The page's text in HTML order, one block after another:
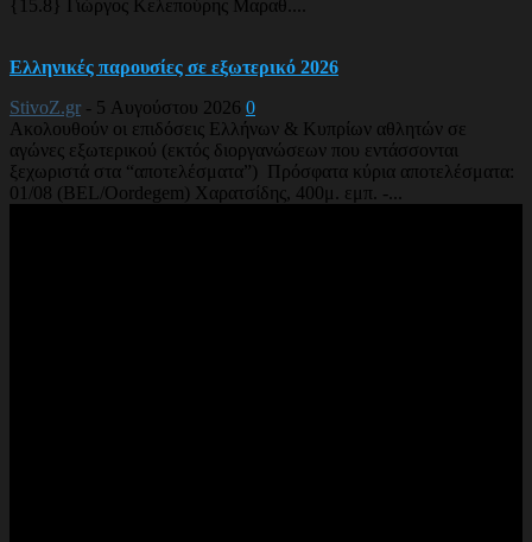
{15.8} Γιώργος Κελεπούρης Μαραθ....
Ελληνικές παρουσίες σε εξωτερικό 2026
StivoZ.gr - 5 Αυγούστου 2026 0
Ακολουθούν οι επιδόσεις Ελλήνων & Κυπρίων αθλητών σε
αγώνες εξωτερικού (εκτός διοργανώσεων που εντάσσονται
ξεχωριστά στα “αποτελέσματα”) Πρόσφατα κύρια αποτελέσματα:
01/08 (BEL/Oordegem) Χαρατσίδης, 400μ. εμπ. -...